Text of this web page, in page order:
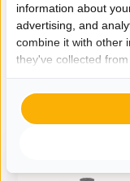
Specificaties
Delen
Eerder
information about
advertising, and
combine it with other
they've collected